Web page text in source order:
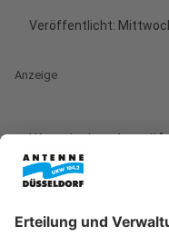
Veröffentlicht:
Anzeige
Wer mit dem Auto
kennen: Das Kreuz
NRW trifft wohl so
A3 und A40 laut